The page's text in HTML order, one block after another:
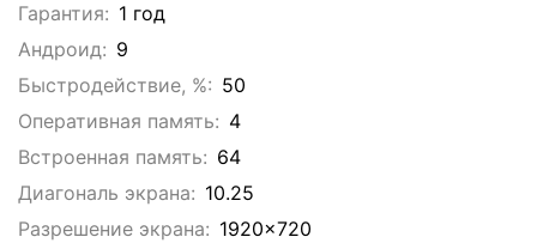
Гарантия: 1 год
Андроид: 9
Быстродействие, %: 50
Оперативная память: 4
Встроенная память: 64
Диагональ экрана: 10.25
Разрешение экрана: 1920x720